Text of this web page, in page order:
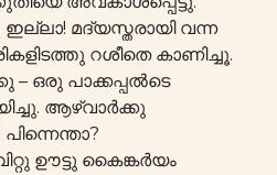
ഇല്ലാ! മദ്യസ്തരായി വന്ന
റശീതെ കാണിച്ചൂ.
– ഒരു പാക്കപ്പൽടെ
ആഴ്വാർക്കു
ഊട്ടു കൈങ്കർയം